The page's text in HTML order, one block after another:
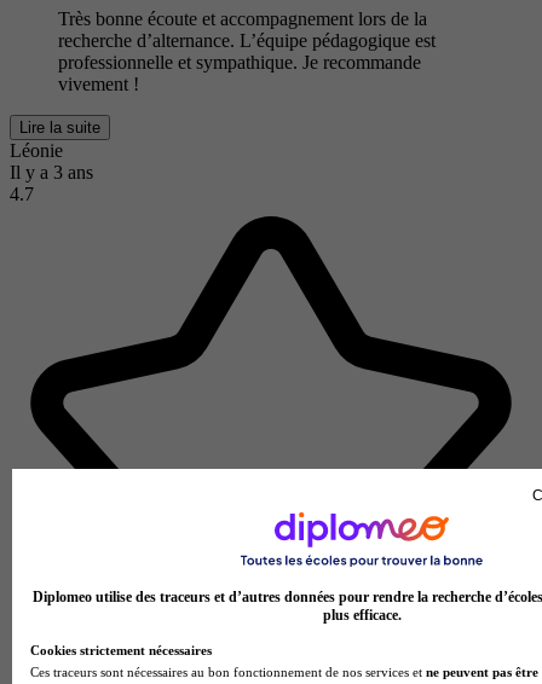
Très bonne écoute et accompagnement lors de la
recherche d’alternance. L’équipe pédagogique est
professionnelle et sympathique. Je recommande
vivement !
Lire la suite
Léonie
Il y a 3 ans
4.7
Diplomeo utilise des traceurs et d’autres données pour rendre la recherche
plus efficace.
Cookies strictement nécessaires
Ces traceurs sont nécessaires au bon fonctionnement de nos services et ne peuvent pas être